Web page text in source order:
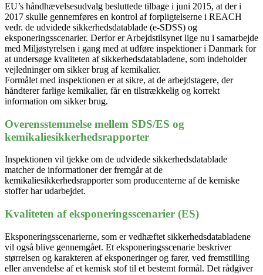
EU’s håndhævelsesudvalg besluttede tilbage i juni 2015, at der i
2017 skulle gennemføres en kontrol af forpligtelserne i REACH
vedr. de udvidede sikkerhedsdatablade (e-SDSS) og
eksponeringsscenarier. Derfor er Arbejdstilsynet lige nu i samarbejde
med Miljøstyrelsen i gang med at udføre inspektioner i Danmark for
at undersøge kvaliteten af sikkerhedsdatabladene, som indeholder
vejledninger om sikker brug af kemikalier.
Formålet med inspektionen er at sikre, at de arbejdstagere, der
håndterer farlige kemikalier, får en tilstrækkelig og korrekt
information om sikker brug.
Overensstemmelse mellem SDS/ES og
kemikaliesikkerhedsrapporter
Inspektionen vil tjekke om de udvidede sikkerhedsdatablade
matcher de informationer der fremgår at de
kemikaliesikkerhedsrapporter som producenterne af de kemiske
stoffer har udarbejdet.
Kvaliteten af eksponeringsscenarier (ES)
Eksponeringsscenarierne, som er vedhæftet sikkerhedsdatabladene
vil også blive gennemgået. Et eksponeringsscenarie beskriver
størrelsen og karakteren af eksponeringer og farer, ved fremstilling
eller anvendelse af et kemisk stof til et bestemt formål. Det rådgiver